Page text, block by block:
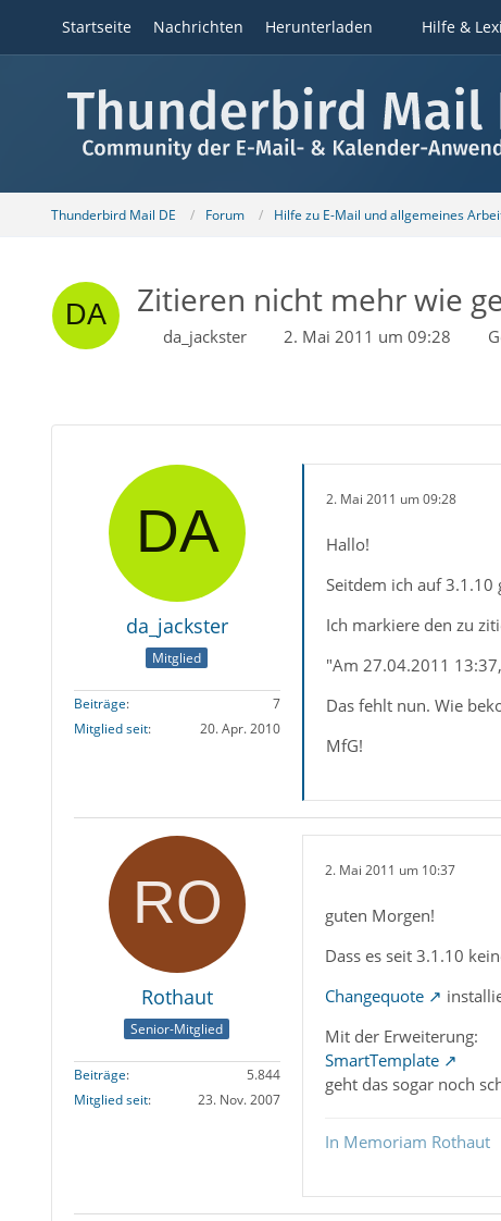
Startseite Nachrichten Herunterladen Hilfe &
Thunderbird Mail DE Forum Hilfe zu E-Mail und allgemeines
Zitieren nicht mehr wie
da_jackster 2. Mai 2011 um 09:28
da_jackster
Mitglied
Beiträge
7
Mitglied seit
20. Apr. 2010
2. Mai 2011 um 09:28
Hallo!
Seitdem ich auf
Ich markiere den zu
"Am 27.04.2011
Das fehlt nun. Wie
MfG!
Rothaut
Senior-Mitglied
Beiträge
5.844
Mitglied seit
23. Nov. 2007
2. Mai 2011 um 10:37
guten Morgen!
Dass es seit 3.1.10
Changequote
Mit der Erweiterung:
SmartTemplate
geht das sogar noch
In Memoriam Rothaut